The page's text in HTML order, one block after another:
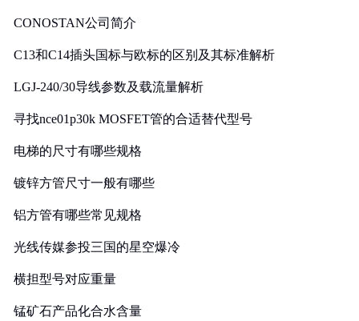
CONOSTAN公司简介
C13和C14插头国标与欧标的区别及其标准解析
LGJ-240/30导线参数及载流量解析
寻找nce01p30k MOSFET管的合适替代型号
电梯的尺寸有哪些规格
镀锌方管尺寸一般有哪些
铝方管有哪些常见规格
光线传媒参投三国的星空爆冷
横担型号对应重量
锰矿石产品化合水含量